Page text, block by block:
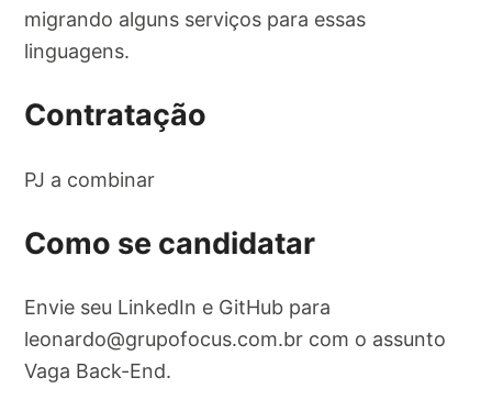
migrando alguns serviços para essas
linguagens.
Contratação
PJ a combinar
Como se candidatar
Envie seu LinkedIn e GitHub para
leonardo@grupofocus.com.br com o assunto
Vaga Back-End.